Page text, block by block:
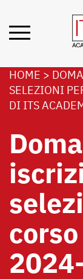
HOME >
SELEZIONI
DI ITS